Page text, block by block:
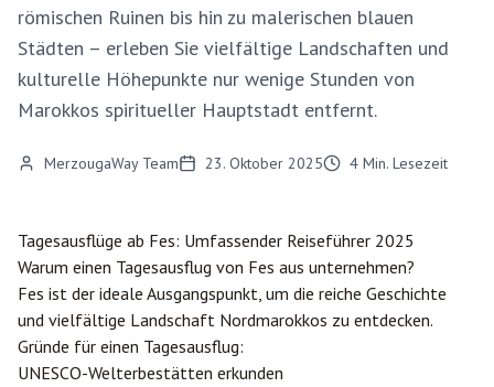
römischen Ruinen bis hin zu malerischen blauen
Städten – erleben Sie vielfältige Landschaften und
kulturelle Höhepunkte nur wenige Stunden von
Marokkos spiritueller Hauptstadt entfernt.
MerzougaWay Team 23. Oktober 2025 4 Min. Lesezeit
Tagesausflüge ab Fes: Umfassender Reiseführer 2025
Warum einen Tagesausflug von Fes aus unternehmen?
Fes ist der ideale Ausgangspunkt, um die reiche Geschichte
und vielfältige Landschaft Nordmarokkos zu entdecken.
Gründe für einen Tagesausflug:
UNESCO-Welterbestätten erkunden